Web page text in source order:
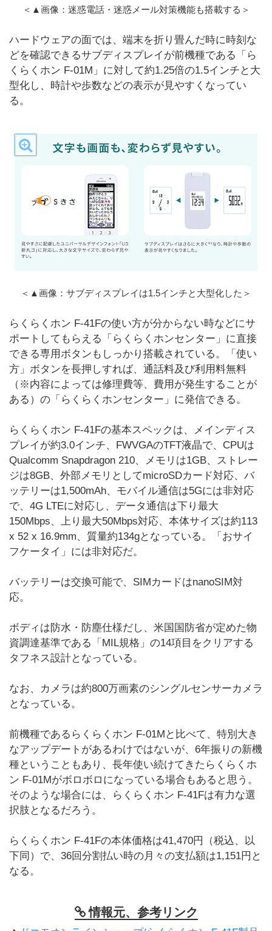
＜▲画像：迷惑電話・迷惑メール対策機能も搭載する＞
ハードウェアの面では、端末を折り畳んだ時に時刻な
どを確認できるサブディスプレイが前機種である「ら
くらくホン F-01M」に対して約1.25倍の1.5インチと大
型化し、時計や歩数などの表示が見やすくなってい
る。
＜▲画像：サブディスプレイは1.5インチと大型化した＞
らくらくホン F-41Fの使い方が分からない時などにサ
ポートしてもらえる「らくらくホンセンター」に直接
できる専用ボタンもしっかり搭載されている。「使い
方」ボタンを長押しすれば、通話料及び利用料無料
（※内容によっては修理費等、費用が発生することが
ある）の「らくらくホンセンター」に発信できる。
らくらくホン F-41Fの基本スペックは、メインディス
プレイが約3.0インチ、FWVGAのTFT液晶で、CPUは
Qualcomm Snapdragon 210、メモリは1GB、ストレー
ジは8GB、外部メモリとしてmicroSDカード対応、バ
ッテリーは1,500mAh、モバイル通信は5Gには非対応
で、4G LTEに対応し、データ通信は下り最大
150Mbps、上り最大50Mbps対応、本体サイズは約113
x 52 x 16.9mm、質量約134gとなっている。「おサイ
フケータイ」には非対応だ。
バッテリーは交換可能で、SIMカードはnanoSIM対
応。
ボディは防水・防塵仕様だし、米国国防省が定めた物
資調達基準である「MIL規格」の14項目をクリアする
タフネス設計となっている。
なお、カメラは約800万画素のシングルセンサーカメラ
となっている。
前機種であるらくらくホン F-01Mと比べて、特別大き
なアップデートがあるわけではないが、6年振りの新機
種ということもあり、長年使い続けてきたらくらくホ
ン F-01Mがボロボロになっている場合もあると思う。
そのような場合には、らくらくホン F-41Fは有力な選
択肢となるだろう。
らくらくホン F-41Fの本体価格は41,470円（税込、以
下同）で、36回分割払い時の月々の支払額は1,151円と
なる。
情報元、参考リンク